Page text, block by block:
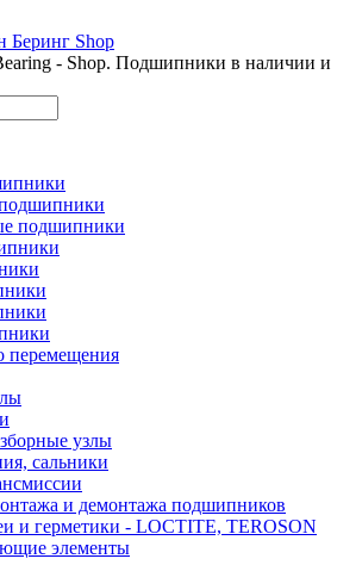
- Shop. Подшипники в наличии и
подшипники
перемещения
узлы
сальники
и демонтажа подшипников
и герметики - LOCTITE, TEROSON
элементы